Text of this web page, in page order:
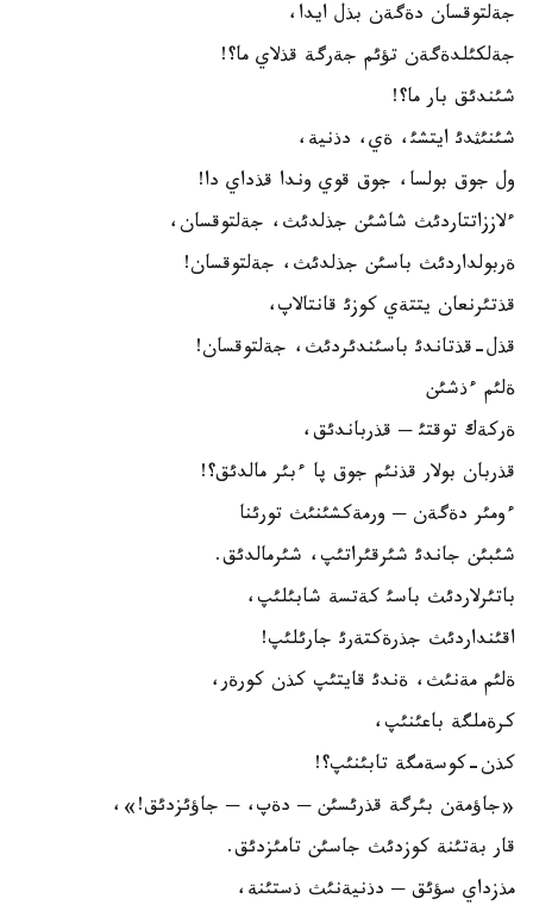
جةلتوقسان دةگةن بذل ايدا،
جةلكئلدةگةن تؤئم جةرگة قذلاي ما؟!
شئندئق بار ما؟!
شئنئثدئ ايتشئ، ةي، دذنية،
ول جوق بولسا، جوق قوي وندا قذداي دا!
ءلاززاتتاردئث شاشئن جذلدئث، جةلتوقسان،
ةربولداردئث باسئن جذلدئث، جةلتوقسان!
قذتئرنعان يتتةي كوزئ قانتالاپ،
قذل-قذتاندئ باسئندئردئث، جةلتوقسان!
ةلئم ءذشئن
ةركةك توقتئ ─ قذرباندئق،
قذربان بولار قذنئم جوق پا ءبئر مالدئق؟!
ءومئر دةگةن ─ ورمةكشئنئث تورئنا
شئبئن جاندئ شئرقئراتئپ، شئرمالدئق.
باتئرلاردئث باسئ كةتسة شابئلئپ،
اقئنداردئث جذرةكتةرئ جارئلئپ!
ةلئم مةنئث، ةندئ قايتئپ كذن كورةر،
كرةملگة باعئنئپ،
كذن-كوسةمگة تابئنئپ؟!
«جاؤمةن بئرگة قذرئسئن ─ دةپ، ─ جاؤئزدئق!»،
قار بةتئنة كوزدئث جاسئن تامئزدئق.
مذزداي سؤئق ─ دذنيةنئث ذستئنة،